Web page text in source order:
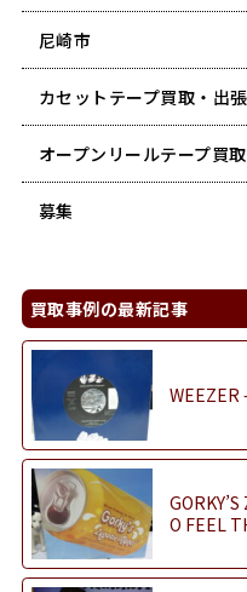
尼崎市
カセットテープ買取・出
オープンリールテープ買
募集
買取事例の最新記事
WEEZER
O FEEL